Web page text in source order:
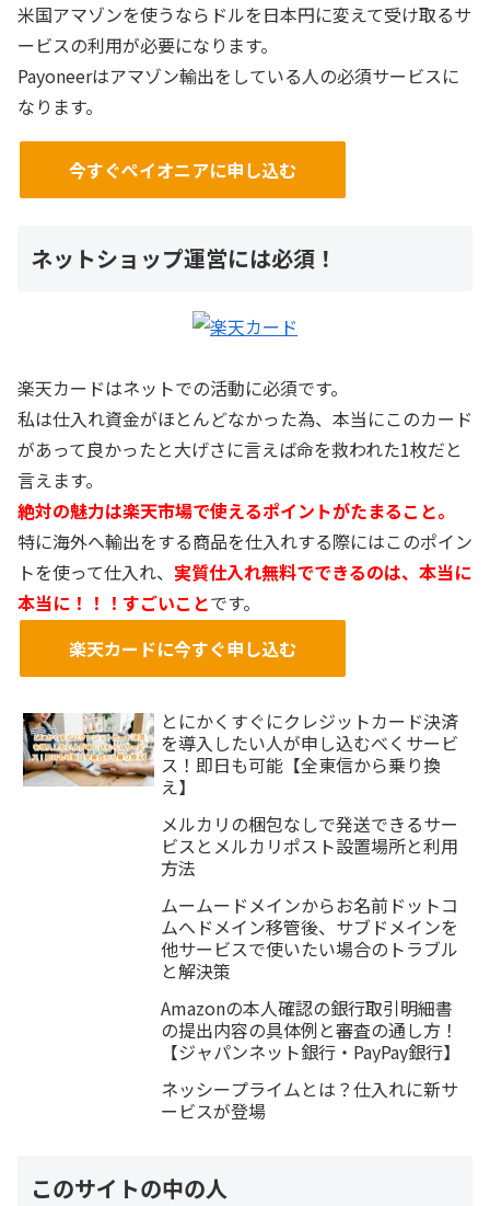
米国アマゾンを使うならドルを日本円に変えて受け取るサ
ービスの利用が必要になります。
Payoneerはアマゾン輸出をしている人の必須サービスに
なります。
今すぐぺイオニアに申し込む
ネットショップ運営には必須！
楽天カードはネットでの活動に必須です。
私は仕入れ資金がほとんどなかった為、本当にこのカード
があって良かったと大げさに言えば命を救われた1枚だと
言えます。
絶対の魅力は楽天市場で使えるポイントがたまること。
特に海外へ輸出をする商品を仕入れする際にはこのポイン
トを使って仕入れ、 実質仕入れ無料でできるのは、本当に
本当に！！！すごいことです。
楽天カードに今すぐ申し込む
とにかくすぐにクレジットカード決済
を導入したい人が申し込むべくサービ
ス！即日も可能【全東信から乗り換
え】
メルカリの梱包なしで発送できるサー
ビスとメルカリポスト設置場所と利用
方法
ムームードメインからお名前ドットコ
ムへドメイン移管後、サブドメインを
他サービスで使いたい場合のトラブル
と解決策
Amazonの本人確認の銀行取引明細書
の提出内容の具体例と審査の通し方！
【ジャパンネット銀行・PayPay銀行】
ネッシープライムとは？仕入れに新サ
ービスが登場
このサイトの中の人